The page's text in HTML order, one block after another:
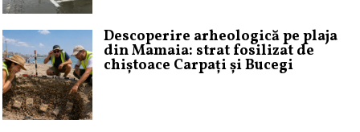
Descoperire arheologică pe plaja
din Mamaia: strat fosilizat de
chiștoace Carpați și Bucegi